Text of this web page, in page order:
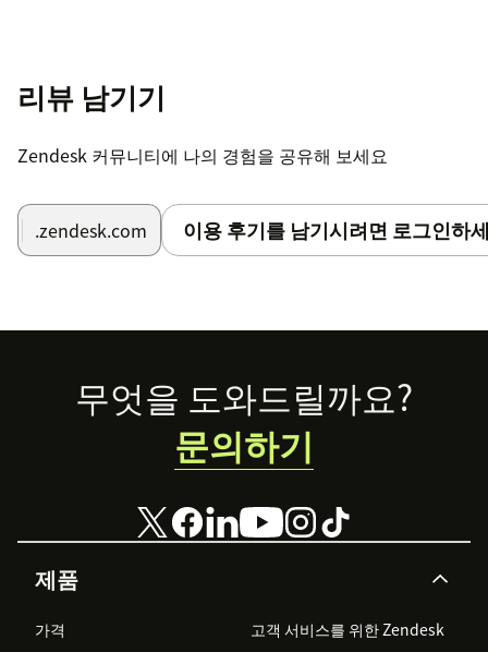
리뷰 남기기
Zendesk 커뮤니티에 나의 경험을 공유해 보세요
.zendesk.com 이용 후기를 남기시려면 로그인하
Footer
제품
가격
고객 서비스를 위한 Zendesk
무엇을 도와드릴까요?
문의하기